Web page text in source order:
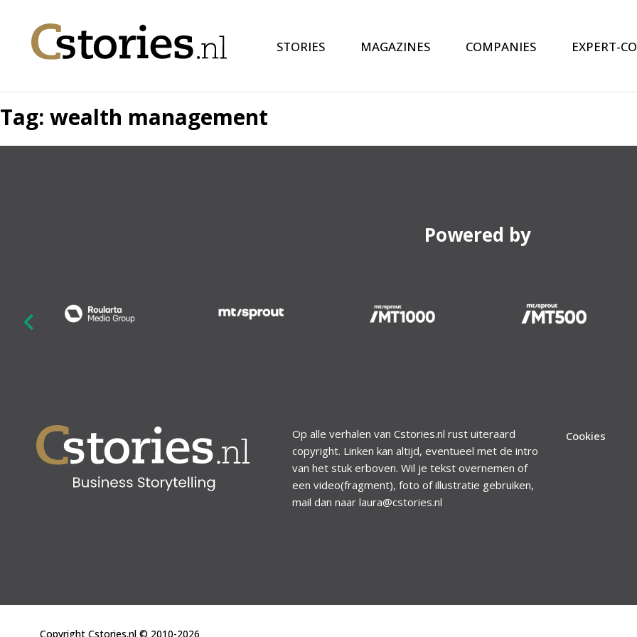
STORIES MAGAZINES COMPANIES EXPERT-
Tag: wealth management
Powered by
Op alle verhalen van Cstories.nl rust uiteraard
copyright. Linken kan altijd, eventueel met de intro
van het stuk erboven. Wil je tekst overnemen of
een video(fragment), foto of illustratie gebruiken,
mail dan naar laura@cstories.nl
Cookies
Copyright Cstories.nl © 2010-2026